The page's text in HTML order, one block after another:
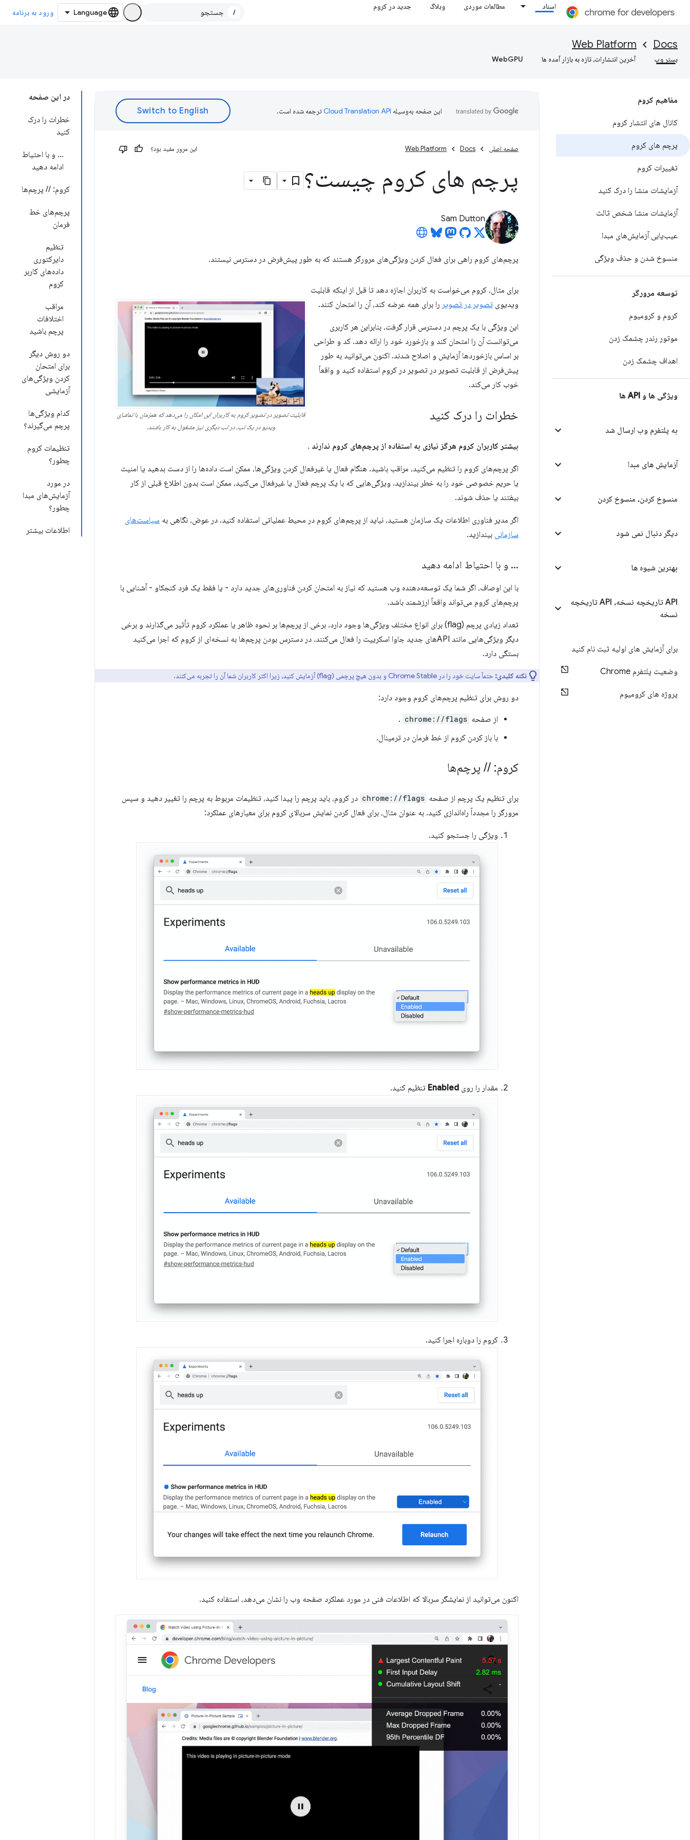
اسناد مطالعات موردی وبلاگ جدید در کروم
/ ورود به برنامه
Docs
Web Platform
بستر وب آخرین انتشارات، تازه به بازار آمده ها WebGPU
مفاهیم کروم
کانال های انتشار کروم
پرچم های کروم
تغییرات کروم
آزمایشات منشا را درک کنید
آزمایشات منشا شخص ثالث
عیب‌یابی آزمایش‌های مبدا
منسوخ شدن و حذف ویژگی
توسعه مرورگر
کروم و کرومیوم
موتور رندر چشمک زدن
اهداف چشمک زدن
ویژگی ها و API ها
به پلتفرم وب ارسال شد
آزمایش های مبدا
منسوخ کردن، منسوخ کردن
دیگر دنبال نمی شود
بهترین شیوه ها
API تاریخچه نسخه، API تاریخچه
نسخه
برای آزمایش های اولیه ثبت نام کنید
وضعیت پلتفرم Chrome
پروژه های کرومیوم
در این صفحه
خطرات را درک
کنید
... و با احتیاط
ادامه دهید
کروم: // پرچم‌ها
پرچم‌های خط
فرمان
تنظیم
دایرکتوری
داده‌های کاربر
کروم
مراقب
اختلافات
پرچم باشید
دو روش دیگر
برای امتحان
کردن ویژگی‌های
آزمایشی
کدام ویژگی‌ها
پرچم می‌گیرند؟
تنظیمات کروم
چطور؟
در مورد
آزمایش‌های مبدا
چطور؟
اطلاعات بیشتر
این صفحه به‌وسیله ترجمه شده است.
صفحه اصلی Docs
Web Platform این مرور مفید بود؟
پرچم های کروم چیست؟
Sam Dutton
پرچم‌های کروم راهی برای فعال کردن ویژگی‌های مرورگر هستند که به طور پیش‌فرض در دسترس نیستند.
قابلیت تصویر در تصویر کروم به کاربران این امکان را می‌دهد که همزمان با تماشای
ویدیو در یک تب، در تب دیگری نیز مشغول به کار باشند.
برای مثال، کروم می‌خواست به کاربران اجازه دهد تا قبل از اینکه قابلیت
ویدیوی تصویر در تصویر را برای همه عرضه کند، آن را امتحان کنند.
این ویژگی با یک پرچم در دسترس قرار گرفت، بنابراین هر کاربری
می‌توانست آن را امتحان کند و بازخورد خود را ارائه دهد. کد و طراحی
بر اساس بازخوردها آزمایش و اصلاح شدند. اکنون می‌توانید به طور
پیش‌فرض از قابلیت تصویر در تصویر در کروم استفاده کنید و واقعاً
خوب کار می‌کند.
خطرات را درک کنید
بیشتر کاربران کروم هرگز نیازی به استفاده از پرچم‌های کروم ندارند .
اگر پرچم‌های کروم را تنظیم می‌کنید، مراقب باشید. هنگام فعال یا غیرفعال کردن ویژگی‌ها، ممکن است داده‌ها را از دست بدهید یا امنیت
یا حریم خصوصی خود را به خطر بیندازید. ویژگی‌هایی که با یک پرچم فعال یا غیرفعال می‌کنید، ممکن است بدون اطلاع قبلی از کار
بیفتند یا حذف شوند.
اگر مدیر فناوری اطلاعات یک سازمان هستید، نباید از پرچم‌های کروم در محیط عملیاتی استفاده کنید. در عوض، نگاهی به سیاست‌های
سازمانی بیندازید.
.
.
. و با احتیاط ادامه دهید
با این اوصاف، اگر شما یک توسعه‌دهنده وب هستید که نیاز به امتحان کردن فناوری‌های جدید دارد - یا فقط یک فرد کنجکاو - آشنایی با
پرچم‌های کروم می‌تواند واقعاً ارزشمند باشد.
تعداد زیادی پرچم (flag) برای انواع مختلف ویژگی‌ها وجود دارد. برخی از پرچم‌ها بر نحوه ظاهر یا عملکرد کروم تأثیر می‌گذارند و برخی
دیگر ویژگی‌هایی مانند APIهای جدید جاوا اسکریپت را فعال می‌کنند. در دسترس بودن پرچم‌ها به نسخه‌ای از کروم که اجرا می‌کنید
بستگی دارد.
نکته کلیدی: حتماً سایت خود را در Chrome Stable و بدون هیچ پرچمی (flag) آزمایش کنید، زیرا اکثر کاربران شما آن را تجربه می‌کنند.
دو روش برای تنظیم پرچم‌های کروم وجود دارد:
از صفحه chrome://flags
.
با باز کردن کروم از خط فرمان در ترمینال.
کروم: /
/ پرچم‌ها
برای تنظیم یک پرچم از صفحه chrome://flags در کروم، باید پرچم را پیدا کنید، تنظیمات مربوط به پرچم را تغییر دهید و سپس
مرورگر را مجدداً راه‌اندازی کنید. به عنوان مثال، برای فعال کردن نمایش سربالای کروم برای معیارهای عملکرد:
ویژگی را جستجو کنید.
مقدار را روی Enabled تنظیم کنید.
کروم را دوباره اجرا کنید.
اکنون می‌توانید از نمایشگر سربالا که اطلاعات فنی در مورد عملکرد صفحه وب را نشان می‌دهد، استفاده کنید.